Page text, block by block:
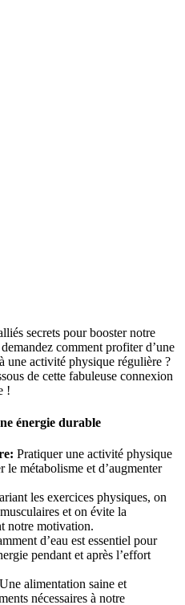
secrets pour booster notre
comment profiter d’une
une activité physique régulière ?
de cette fabuleuse connexion
!
énergie durable
Pratiquer une activité physique
le métabolisme et d’augmenter
les exercices physiques, on
et on évite la
notre motivation.
d’eau est essentiel pour
pendant et après l’effort
Une alimentation saine et
nécessaires à notre